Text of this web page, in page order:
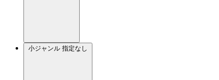
小ジャンル 指定なし